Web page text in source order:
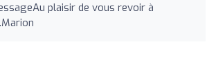
plaisir de vous revoir à